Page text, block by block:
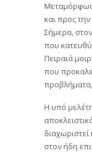
και προς
Σήμερα,
που
Πειραιά
που
προβλήματα,
Η υπό
στον ήδη